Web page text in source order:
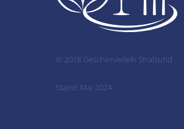
© 2018 Geschirrverleih Stralsund
Stand: Mai 2024